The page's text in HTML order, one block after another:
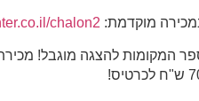
מוקדמת: chalon2
המקומות להצגה מוגבל!